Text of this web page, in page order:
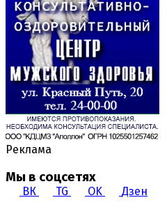
Реклама
Мы в соцсетях
ВК TG OK Дзен